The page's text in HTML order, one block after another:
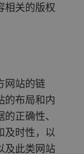
相关的版权
的布局和内
正确性、
及时性，以
及此类网站